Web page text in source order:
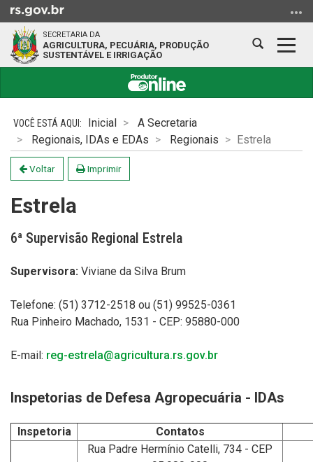
para
conteúdo
menu
para
SECRETARIA DA
AGRICULTURA, PECUÁRIA, PRODUÇÃO
SUSTENTÁVEL E IRRIGAÇÃO
Abrir
conteúdo
Inicial
A Secretaria
Regionais, IDAs e EDAs
Regionais Estrela
Voltar Imprimir
Estrela
6ª Supervisão Regional Estrela
Supervisora: Viviane da Silva Brum
Telefone: (51) 3712-2518 ou (51) 99525-0361
Rua Pinheiro Machado, 1531 - CEP: 95880-000
E-mail: reg-estrela@agricultura.rs.gov.br
Inspetorias de Defesa Agropecuária - IDAs
Inspetoria Contatos
Rua Padre Hermínio Catelli, 734 - CEP